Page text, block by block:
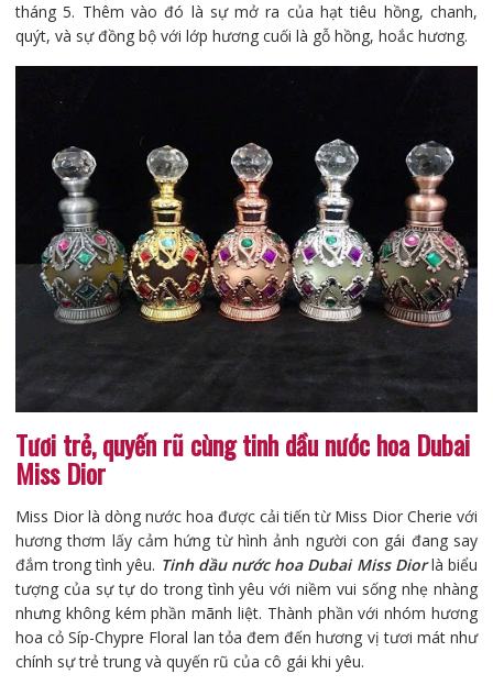
tháng 5. Thêm vào đó là sự mở ra của hạt tiêu hồng, chanh,
quýt, và sự đồng bộ với lớp hương cuối là gỗ hồng, hoắc hương.
Tươi trẻ, quyến rũ cùng tinh dầu nước hoa Dubai
Miss Dior
Miss Dior là dòng nước hoa được cải tiến từ Miss Dior Cherie với
hương thơm lấy cảm hứng từ hình ảnh người con gái đang say
đắm trong tình yêu. Tinh dầu nước hoa Dubai Miss Diorlà biểu
tượng của sự tự do trong tình yêu với niềm vui sống nhẹ nhàng
nhưng không kém phần mãnh liệt. Thành phần với nhóm hương
hoa cỏ Síp-Chypre Floral lan tỏa đem đến hương vị tươi mát như
chính sự trẻ trung và quyến rũ của cô gái khi yêu.